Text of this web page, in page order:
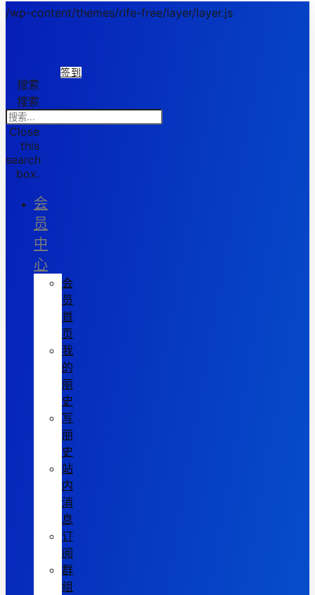
/wp-content/themes/rife-free/layer/layer.js
签到
搜索
搜索
Close
this
search
box.
会
员
中
心
会
员
首
页
我
的
丽
史
写
丽
史
站
内
消
息
订
阅
群
组